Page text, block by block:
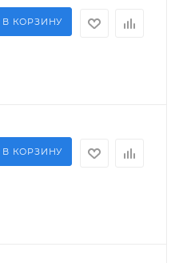
В КОРЗИНУ
В КОРЗИНУ